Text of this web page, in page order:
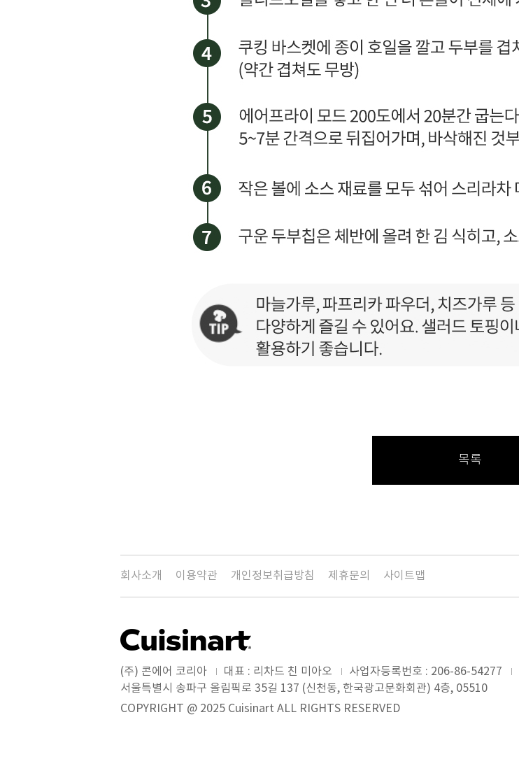
목록
회사소개 이용약관 개인정보취급방침 제휴문의 사이트맵
(주) 콘에어 코리아 대표 : 리차드 친 미아오 사업자등록번호 : 206-86-54277
서울특별시 송파구 올림픽로 35길 137 (신천동, 한국광고문화회관) 4층, 05510
COPYRIGHT @ 2025 Cuisinart ALL RIGHTS RESERVED